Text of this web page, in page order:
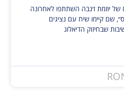
של יוזמת ז׳נבה השתתפו לאחרונה
שם קיימו שיח עם נציגים
שבחיזוק הדיאלוג